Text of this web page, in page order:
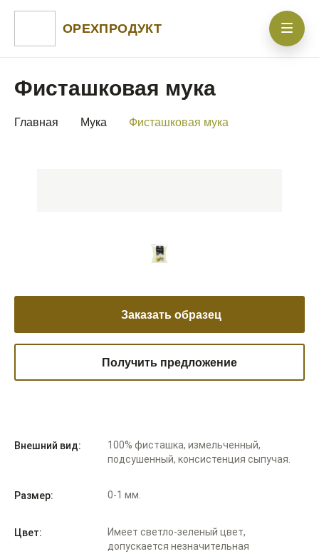
ОРЕХПРОДУКТ
Фисташковая мука
Главная Мука Фисташковая мука
Внешний вид:
100% фисташка, измельченный,
подсушенный, консистенция сыпучая.
Размер: 0-1 мм.
Цвет:
Имеет светло-зеленый цвет,
допускается незначительная
Заказать образец
Получить предложение